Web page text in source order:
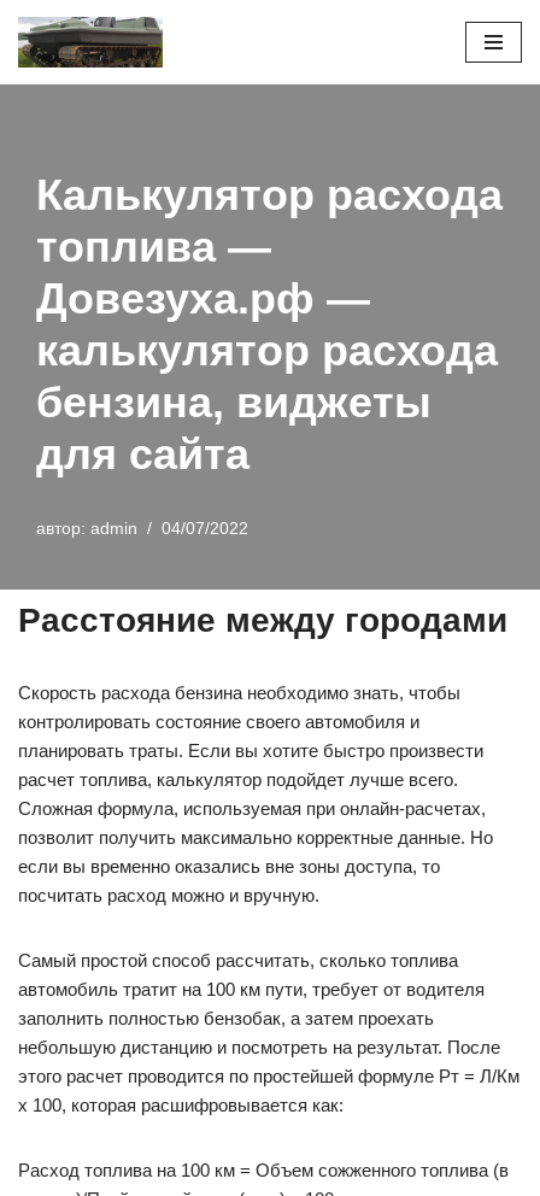
Перейти
Калькулятор расхода
топлива —
Довезуха.рф —
калькулятор расхода
бензина, виджеты
для сайта
автор: admin 04/07/2022
Расстояние между городами
Скорость расхода бензина необходимо знать, чтобы
контролировать состояние своего автомобиля и
планировать траты. Если вы хотите быстро произвести
расчет топлива, калькулятор подойдет лучше всего.
Сложная формула, используемая при онлайн-расчетах,
позволит получить максимально корректные данные. Но
если вы временно оказались вне зоны доступа, то
посчитать расход можно и вручную.
Самый простой способ рассчитать, сколько топлива
автомобиль тратит на 100 км пути, требует от водителя
заполнить полностью бензобак, а затем проехать
небольшую дистанцию и посмотреть на результат. После
этого расчет проводится по простейшей формуле Рт = Л/Км
х 100, которая расшифровывается как:
Расход топлива на 100 км = Объем сожженного топлива (в